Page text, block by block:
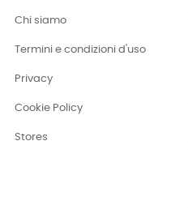
Chi siamo
Termini e condizioni d'uso
Privacy
Cookie Policy
Stores